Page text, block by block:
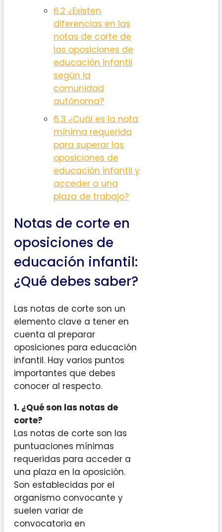
6.2 ¿Existen
diferencias en las
notas de corte de
las oposiciones de
educación infantil
según la
comunidad
autónoma?
6.3 ¿Cuál es la nota
mínima requerida
para superar las
oposiciones de
educación infantil y
acceder a una
plaza de trabajo?
Notas de corte en
oposiciones de
educación infantil:
¿Qué debes saber?
Las notas de corte son un
elemento clave a tener en
cuenta al preparar
oposiciones para educación
infantil. Hay varios puntos
importantes que debes
conocer al respecto.
1. ¿Qué son las notas de
corte?
Las notas de corte son las
puntuaciones mínimas
requeridas para acceder a
una plaza en la oposición.
Son establecidas por el
organismo convocante y
suelen variar de
convocatoria en